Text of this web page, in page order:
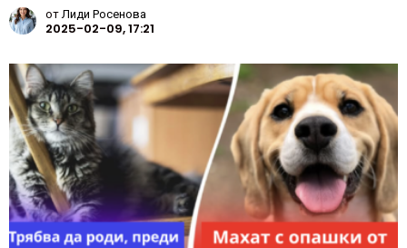
отЛиди Росенова
2025-02-09, 17:21